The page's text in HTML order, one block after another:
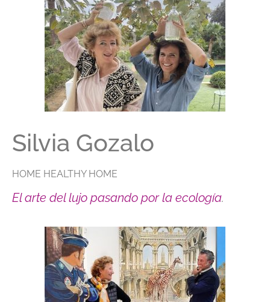
Silvia Gozalo
HOME HEALTHY HOME
El arte del lujo pasando por la ecología.